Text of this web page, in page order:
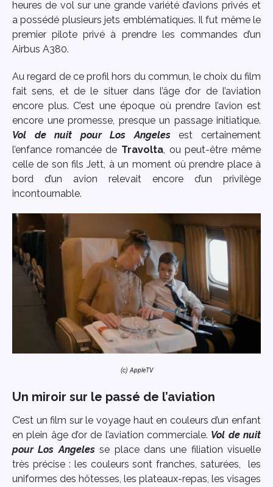
heures de vol sur une grande variété d’avions privés et
a possédé plusieurs jets emblématiques. Il fut même le
premier pilote privé à prendre les commandes d’un
Airbus A380.
Au regard de ce profil hors du commun, le choix du film
fait sens, et de le situer dans l’âge d’or de l’aviation
encore plus. C’est une époque où prendre l’avion est
encore une promesse, presque un passage initiatique.
Vol de nuit pour Los Angelesest certainement
l’enfance romancée de Travolta , ou peut-être même
celle de son fils Jett, à un moment où prendre place à
bord d’un avion relevait encore d’un privilège
incontournable.
(c) AppleTV
Un miroir sur le passé de l’aviation
C’est un film sur le voyage haut en couleurs d’un enfant
en plein âge d’or de l’aviation commerciale. Vol de nuit
pour Los Angelesse place dans une filiation visuelle
très précise : les couleurs sont franches, saturées, les
uniformes des hôtesses, les plateaux-repas, les visages